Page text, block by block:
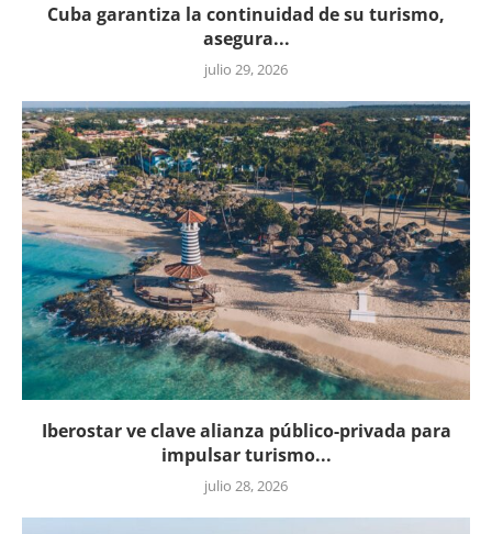
Cuba garantiza la continuidad de su turismo,
asegura...
julio 29, 2026
Iberostar ve clave alianza público-privada para
impulsar turismo...
julio 28, 2026